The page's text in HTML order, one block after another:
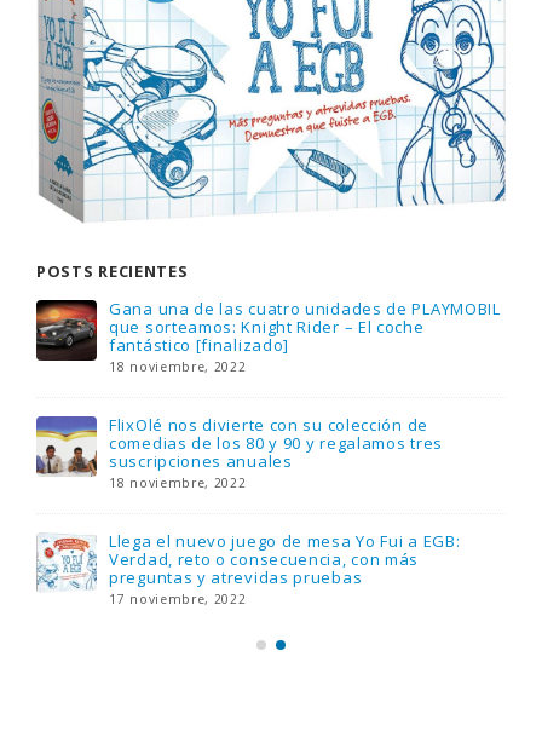
POSTS RECIENTES
Gana una de las cuatro unidades de PLAYMOBIL
que sorteamos: Knight Rider – El coche
fantástico [finalizado]
18 noviembre, 2022
FlixOlé nos divierte con su colección de
comedias de los 80 y 90 y regalamos tres
suscripciones anuales
18 noviembre, 2022
Llega el nuevo juego de mesa Yo Fui a EGB:
Verdad, reto o consecuencia, con más
preguntas y atrevidas pruebas
17 noviembre, 2022